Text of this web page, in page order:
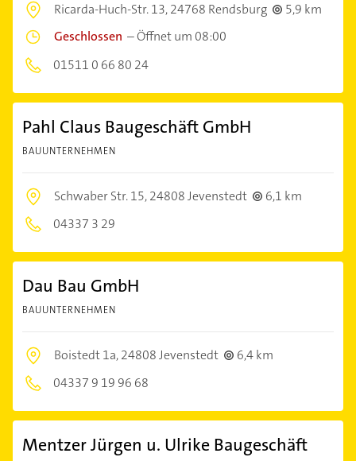
Ricarda-Huch-Str. 13,24768 Rendsburg
5,9 km
Geschlossen –Öffnet um 08:00
01511 0 66 80 24
Pahl Claus Baugeschäft GmbH
BAUUNTERNEHMEN
Schwaber Str. 15,24808 Jevenstedt
6,1 km
04337 3 29
Dau Bau GmbH
BAUUNTERNEHMEN
Boistedt 1a,24808 Jevenstedt
6,4 km
04337 9 19 96 68
Mentzer Jürgen u. Ulrike Baugeschäft